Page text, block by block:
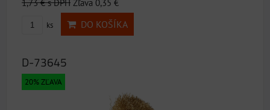
1,73 €s DPH Zľava 0,35 €
ks DO KOŠÍKA
D-73645
20% ZĽAVA